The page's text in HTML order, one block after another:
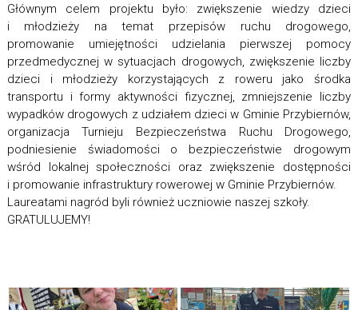
Głównym celem projektu było: zwiększenie wiedzy dzieci
i młodzieży na temat przepisów ruchu drogowego,
promowanie umiejętności udzielania pierwszej pomocy
przedmedycznej w sytuacjach drogowych, zwiększenie liczby
dzieci i młodzieży korzystających z roweru jako środka
transportu i formy aktywności fizycznej, zmniejszenie liczby
wypadków drogowych z udziałem dzieci w Gminie Przybiernów,
organizacja Turnieju Bezpieczeństwa Ruchu Drogowego,
podniesienie świadomości o bezpieczeństwie drogowym
wśród lokalnej społeczności oraz zwiększenie dostępności
i promowanie infrastruktury rowerowej w Gminie Przybiernów.
Laureatami nagród byli również uczniowie naszej szkoły.
GRATULUJEMY!